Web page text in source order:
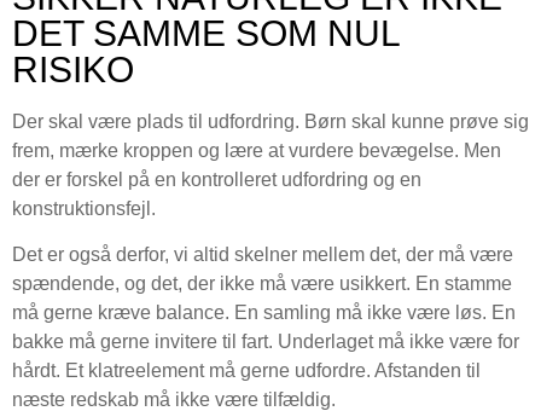
DET SAMME SOM NUL
RISIKO
Der skal være plads til udfordring. Børn skal kunne prøve sig
frem, mærke kroppen og lære at vurdere bevægelse. Men
der er forskel på en kontrolleret udfordring og en
konstruktionsfejl.
Det er også derfor, vi altid skelner mellem det, der må være
spændende, og det, der ikke må være usikkert. En stamme
må gerne kræve balance. En samling må ikke være løs. En
bakke må gerne invitere til fart. Underlaget må ikke være for
hårdt. Et klatreelement må gerne udfordre. Afstanden til
næste redskab må ikke være tilfældig.